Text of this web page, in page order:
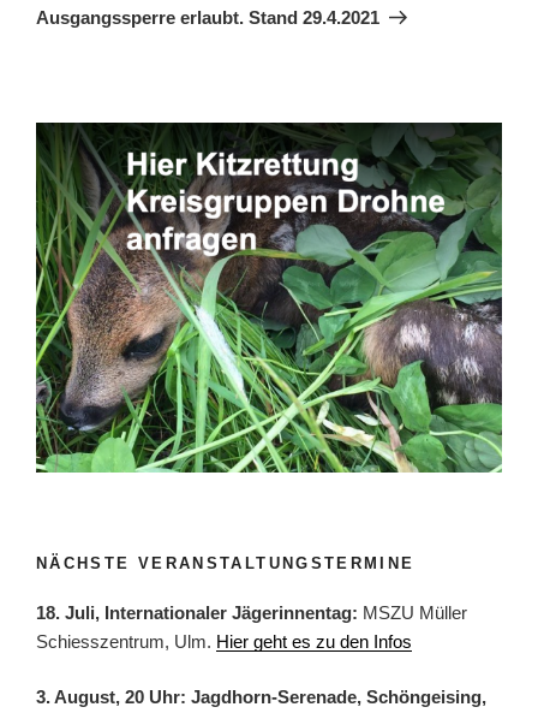
Ausgangssperre erlaubt. Stand 29.4.2021
NÄCHSTE VERANSTALTUNGSTERMINE
18. Juli, Internationaler Jägerinnentag: MSZU Müller
Schiesszentrum, Ulm. Hier geht es zu den Infos
3. August, 20 Uhr: Jagdhorn-Serenade, Schöngeising,